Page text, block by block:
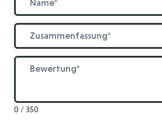
Zusammenfassung
Bewertung
0 / 350